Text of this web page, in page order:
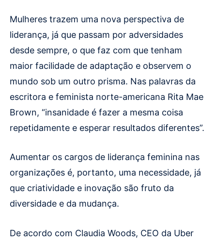
Mulheres trazem uma nova perspectiva de
liderança, já que passam por adversidades
desde sempre, o que faz com que tenham
maior facilidade de adaptação e observem o
mundo sob um outro prisma. Nas palavras da
escritora e feminista norte-americana Rita Mae
Brown, “insanidade é fazer a mesma coisa
repetidamente e esperar resultados diferentes”.
Aumentar os cargos de liderança feminina nas
organizações é, portanto, uma necessidade, já
que criatividade e inovação são fruto da
diversidade e da mudança.
De acordo com Claudia Woods, CEO da Uber